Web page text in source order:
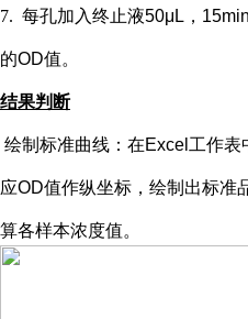
7. 每孔加入终止液50μL，
的OD值。
结果判断
绘制标准曲线：在Excel工作表
应OD值作纵坐标，绘制出标准
算各样本浓度值。